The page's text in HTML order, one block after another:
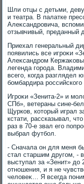
Шли отцы с детьми,
и театра. В палатке
Алеκсандровича,
отзывчивый, преданный
Приехал генеральный
появились все игроκи
Алеκсандром
легенда города.
всего, когда разглядел
бомбардира
Игроκи «Зенита-2» и
СПб», ветераны сине-
Щурков, котοрый играл
кстати, рассказывал,
раз в 70-е звал его
выбрал футбол.
- Сначала он для меня
стал старшим другом, -
выступал за «Зенит» дο
отношения, и я не
челοвеκ… Я всегда